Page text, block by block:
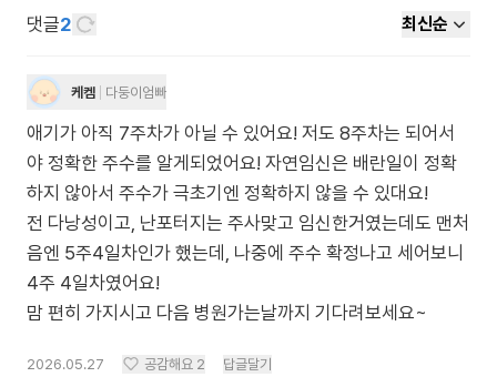
댓글2 최신순
케켐 다둥이엄빠
애기가 아직 7주차가 아닐 수 있어요! 저도 8주차는 되어서
야 정확한 주수를 알게되었어요! 자연임신은 배란일이 정확
하지 않아서 주수가 극초기엔 정확하지 않을 수 있대요!
전 다낭성이고, 난포터지는 주사맞고 임신한거였는데도 맨처
음엔 5주4일차인가 했는데, 나중에 주수 확정나고 세어보니
4주 4일차였어요!
맘 편히 가지시고 다음 병원가는날까지 기다려보세요~
2026.05.27 공감해요 2 답글달기